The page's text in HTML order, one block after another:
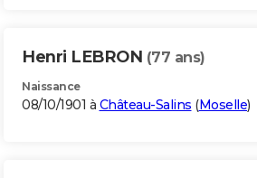
Henri LEBRON (77 ans)
Naissance
08/10/1901 à Château-Salins (Moselle)